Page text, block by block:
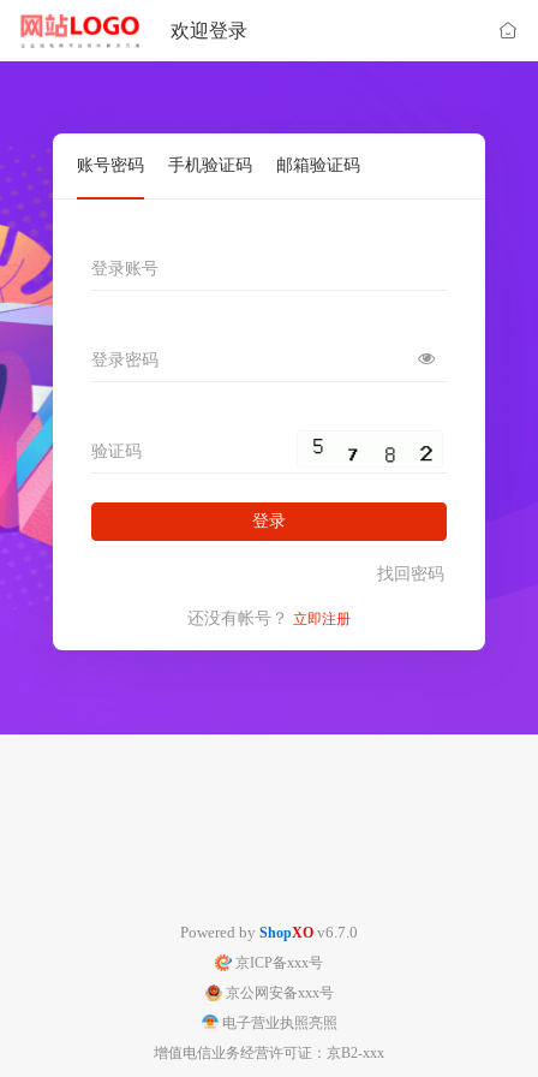
欢迎登录
账号密码 手机验证码 邮箱验证码
登录账号
登录密码
验证码
登录
找回密码
还没有帐号？ 立即注册
Powered by ShopXO v6.7.0
京ICP备xxx号
京公网安备xxx号
电子营业执照亮照
增值电信业务经营许可证：京B2-xxx